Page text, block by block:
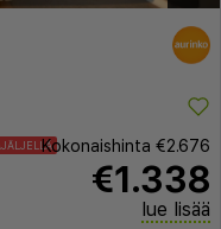
Kokonaishinta €2.676
€1.338
lue lisää